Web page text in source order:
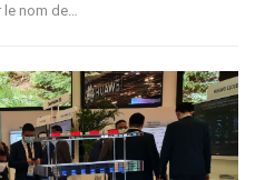
nom de…